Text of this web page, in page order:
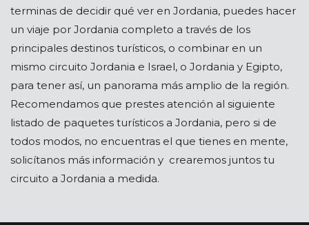
terminas de decidir qué ver en Jordania, puedes hacer
un viaje por Jordania completo a través de los
principales destinos turísticos, o combinar en un
mismo circuito Jordania e Israel, o Jordania y Egipto,
para tener así, un panorama más amplio de la región.
Recomendamos que prestes atención al siguiente
listado de paquetes turísticos a Jordania, pero si de
todos modos, no encuentras el que tienes en mente,
solicítanos más información y crearemos juntos tu
circuito a Jordania a medida.